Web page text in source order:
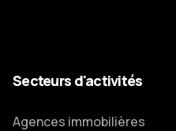
Secteurs d'activités
Agences immobilières